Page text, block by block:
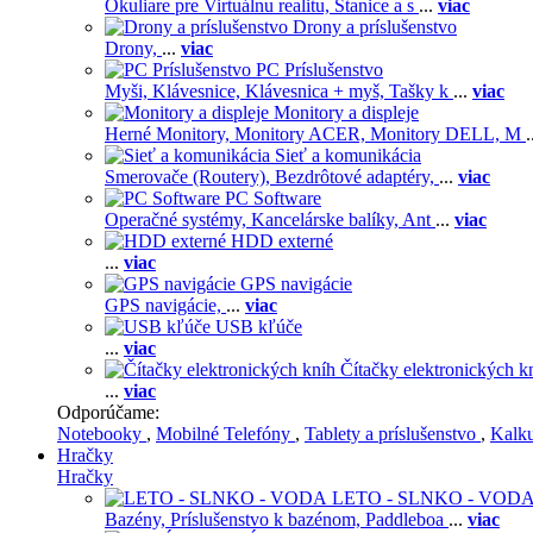
Okuliare pre Virtuálnu realitu, Stanice a s ... viac
Drony a príslušenstvo
Drony, ... viac
PC Príslušenstvo
Myši, Klávesnice, Klávesnica + myš, Tašky k ... viac
Monitory a displeje
Herné Monitory, Monitory ACER, Monitory DELL, M
Sieť a komunikácia
Smerovače (Routery), Bezdrôtové adaptéry, ... viac
PC Software
Operačné systémy, Kancelárske balíky, Ant ... viac
HDD externé
... viac
GPS navigácie
GPS navigácie, ... viac
USB kľúče
... viac
Čítačky elektronických
... viac
Odporúčame:
Notebooky , Mobilné Telefóny , Tablety a príslušenstvo ,
Hračky
Hračky
LETO - SLNKO - VODA
Bazény, Príslušenstvo k bazénom, Paddleboa ... viac